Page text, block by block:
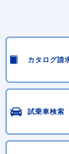
カタログ請
試乗車検索